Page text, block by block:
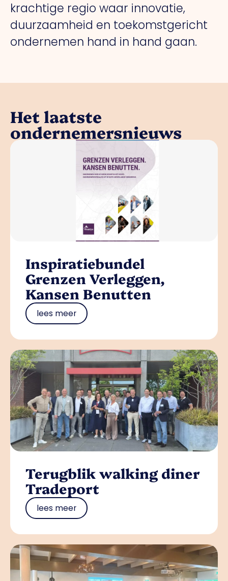
krachtige regio waar innovatie,
duurzaamheid en toekomstgericht
ondernemen hand in hand gaan.
Het laatste
ondernemersnieuws
Inspiratiebundel
Grenzen Verleggen,
Kansen Benutten
lees meer
Terugblik walking diner
Tradeport
lees meer